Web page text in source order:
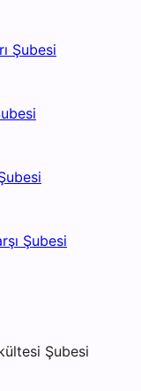
Şubesi
Şubesi
Şubesi